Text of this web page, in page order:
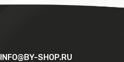
INFO@BY-SHOP.RU